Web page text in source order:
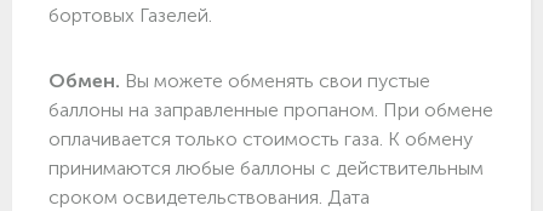
бортовых Газелей.
Обмен. Вы можете обменять свои пустые
баллоны на заправленные пропаном. При обмене
оплачивается только стоимость газа. К обмену
принимаются любые баллоны с действительным
сроком освидетельствования. Дата